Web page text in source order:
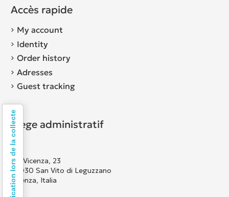
Accès rapide
My account
Identity
Order history
Adresses
Guest tracking
Siège administratif
Via Vicenza, 23
36030 San Vito di Leguzzano
Vicenza, Italia
Notification lors de la collecte